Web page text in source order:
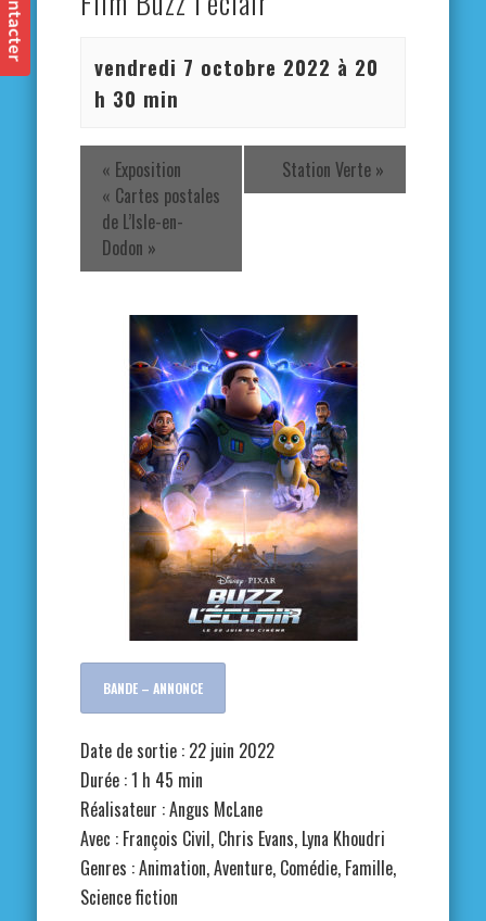
vendredi 7 octobre 2022 à 20
h 30 min
« Exposition
« Cartes postales
de L’Isle-en-
Dodon »
Station Verte »
BANDE – ANNONCE
Date de sortie : 22 juin 2022
Durée : 1 h 45 min
Réalisateur : Angus McLane
Avec : François Civil, Chris Evans, Lyna Khoudri
Genres : Animation, Aventure, Comédie, Famille,
Science fiction